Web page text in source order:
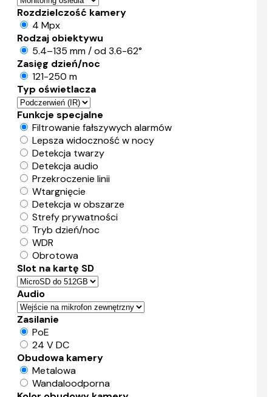
Rozdzielczość kamery
4 Mpx
Rodzaj obiektywu
5.4–135 mm / od 3.6-62°
Zasięg dzień/noc
121-250 m
Typ oświetlacza
Funkcje specjalne
Filtrowanie fałszywych alarmów
Lepsza widoczność w nocy
Detekcja twarzy
Detekcja audio
Przekroczenie linii
Wtargnięcie
Detekcja w obszarze
Strefy prywatności
Tryb dzień/noc
WDR
Obrotowa
Slot na kartę SD
Audio
Zasilanie
PoE
24 V DC
Obudowa kamery
Metalowa
Wandaloodporna